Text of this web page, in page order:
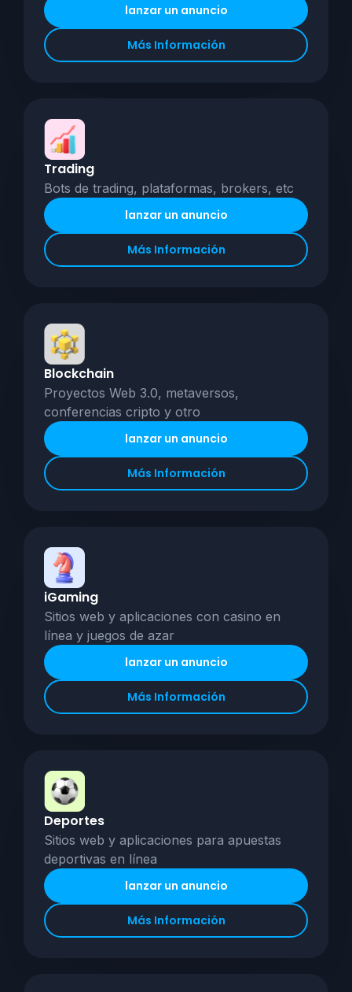
lanzar un anuncio
Más Información
Trading
Bots de trading, plataformas, brokers, etc
lanzar un anuncio
Más Información
Blockchain
Proyectos Web 3.0, metaversos,
conferencias cripto y otro
lanzar un anuncio
Más Información
iGaming
Sitios web y aplicaciones con casino en
línea y juegos de azar
lanzar un anuncio
Más Información
Deportes
Sitios web y aplicaciones para apuestas
deportivas en línea
lanzar un anuncio
Más Información